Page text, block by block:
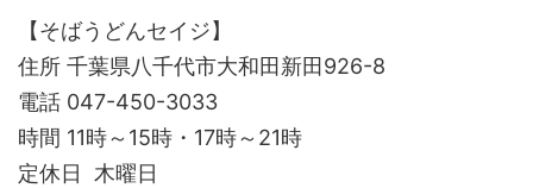
【そばうどんセイジ】
住所 千葉県八千代市大和田新田926-8
電話 047-450-3033
時間 11時～15時・17時～21時
定休日 木曜日